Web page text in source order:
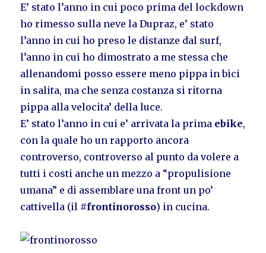
E’ stato l’anno in cui poco prima del lockdown
ho rimesso sulla neve la Dupraz, e’ stato
l’anno in cui ho preso le distanze dal surf,
l’anno in cui ho dimostrato a me stessa che
allenandomi posso essere meno pippa in bici
in salita, ma che senza costanza si ritorna
pippa alla velocita’ della luce.
E’ stato l’anno in cui e’ arrivata la prima ebike,
con la quale ho un rapporto ancora
controverso, controverso al punto da volere a
tutti i costi anche un mezzo a “propulisione
umana” e di assemblare una front un po’
cattivella (il #frontinorosso) in cucina.